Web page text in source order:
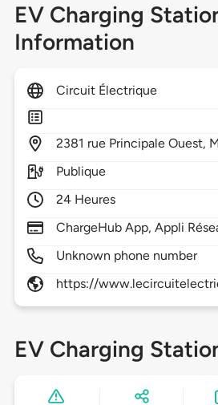
EV Charging
Information
Circuit Électrique
2381 rue Principale Ouest,
Publique
24 Heures
ChargeHub App, Appli
Unknown phone number
https://
EV Charging